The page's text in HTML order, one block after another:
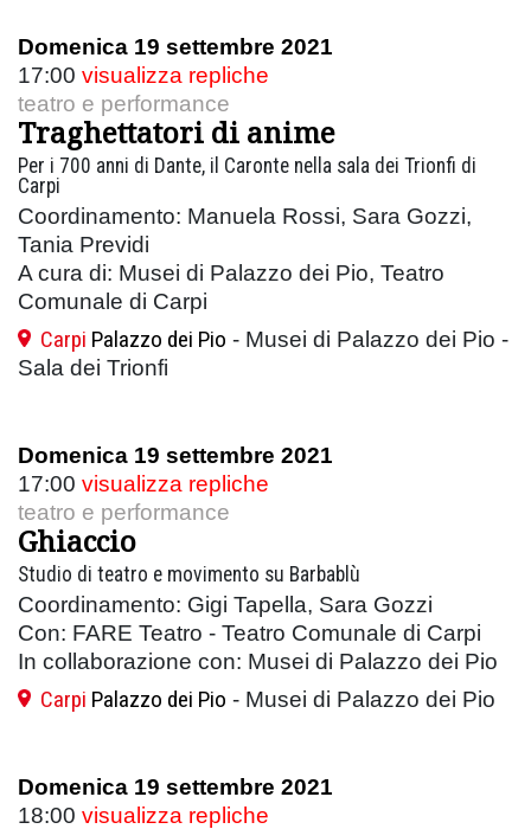
Domenica 19 settembre 2021
17:00 visualizza repliche
teatro e performance
Traghettatori di anime
Per i 700 anni di Dante, il Caronte nella sala dei Trionfi di
Carpi
Coordinamento: Manuela Rossi, Sara Gozzi,
Tania Previdi
A cura di: Musei di Palazzo dei Pio, Teatro
Comunale di Carpi
Carpi Palazzo dei Pio - Musei di Palazzo dei Pio -
Sala dei Trionfi
Domenica 19 settembre 2021
17:00 visualizza repliche
teatro e performance
Ghiaccio
Studio di teatro e movimento su Barbablù
Coordinamento: Gigi Tapella, Sara Gozzi
Con: FARE Teatro - Teatro Comunale di Carpi
In collaborazione con: Musei di Palazzo dei Pio
Carpi Palazzo dei Pio - Musei di Palazzo dei Pio
Domenica 19 settembre 2021
18:00 visualizza repliche